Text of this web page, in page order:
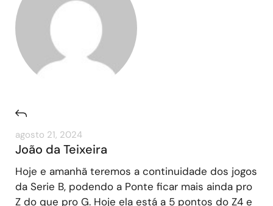
agosto 21, 2024
João da Teixeira
Hoje e amanhã teremos a continuidade dos jogos
da Serie B, podendo a Ponte ficar mais ainda pro
Z do que pro G. Hoje ela está a 5 pontos do Z4 e